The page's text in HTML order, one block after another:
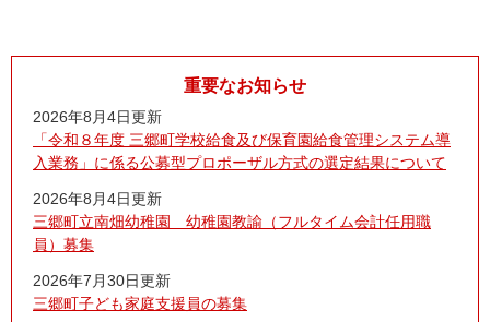
重要なお知らせ
2026年8月4日更新
「令和８年度 三郷町学校給食及び保育園給食管理システム導
入業務」に係る公募型プロポーザル方式の選定結果について
2026年8月4日更新
三郷町立南畑幼稚園 幼稚園教諭（フルタイム会計任用職
員）募集
2026年7月30日更新
三郷町子ども家庭支援員の募集